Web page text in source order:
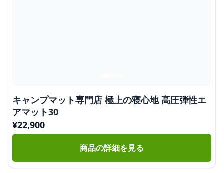
キャンプマット専門店 極上の寝心地 高圧弾性エ
アマット30
¥22,900
商品の詳細を見る